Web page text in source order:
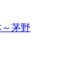
茅野